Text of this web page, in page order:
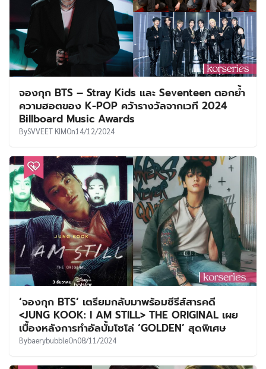
จองกุก BTS – Stray Kids และ Seventeen ตอกย้ำ
ความฮอตของ K-POP คว้ารางวัลจากเวที 2024
Billboard Music Awards
BySVVEET KIMOn14/12/2024
‘จองกุก BTS’ เตรียมกลับมาพร้อมซีรีส์สารคดี
<JUNG KOOK: I AM STILL> THE ORIGINAL เผย
เบื้องหลังการทำอัลบั้มโซโล่ ‘GOLDEN’ สุดพิเศษ
BybaerybubbleOn08/11/2024